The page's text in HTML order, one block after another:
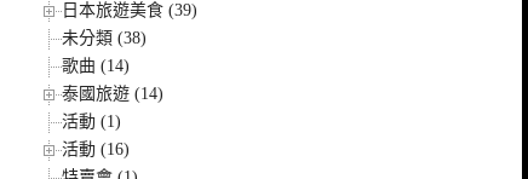
日本旅遊美食 (39)
未分類 (38)
歌曲 (14)
泰國旅遊 (14)
活動 (1)
活動 (16)